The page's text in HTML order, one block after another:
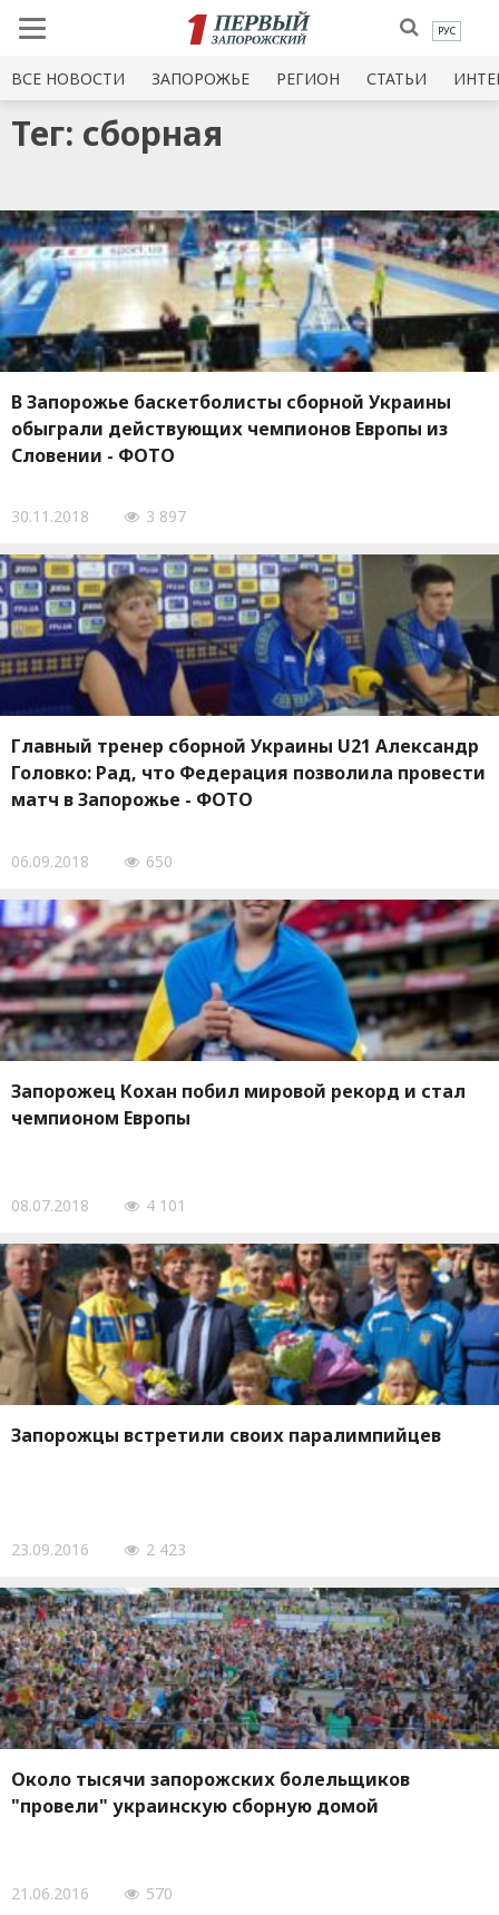
РУС
ВСЕ НОВОСТИ ЗАПОРОЖЬЕ РЕГИОН СТАТЬИ
Тег: сборная
В Запорожье баскетболисты сборной Украины
обыграли действующих чемпионов Европы из
Словении - ФОТО
30.11.2018 3 897
Главный тренер сборной Украины U21 Александр
Головко: Рад, что Федерация позволила провести
матч в Запорожье - ФОТО
06.09.2018 650
Запорожец Кохан побил мировой рекорд и стал
чемпионом Европы
08.07.2018 4 101
Запорожцы встретили своих паралимпийцев
23.09.2016 2 423
Около тысячи запорожских болельщиков
"провели" украинскую сборную домой
21.06.2016 570